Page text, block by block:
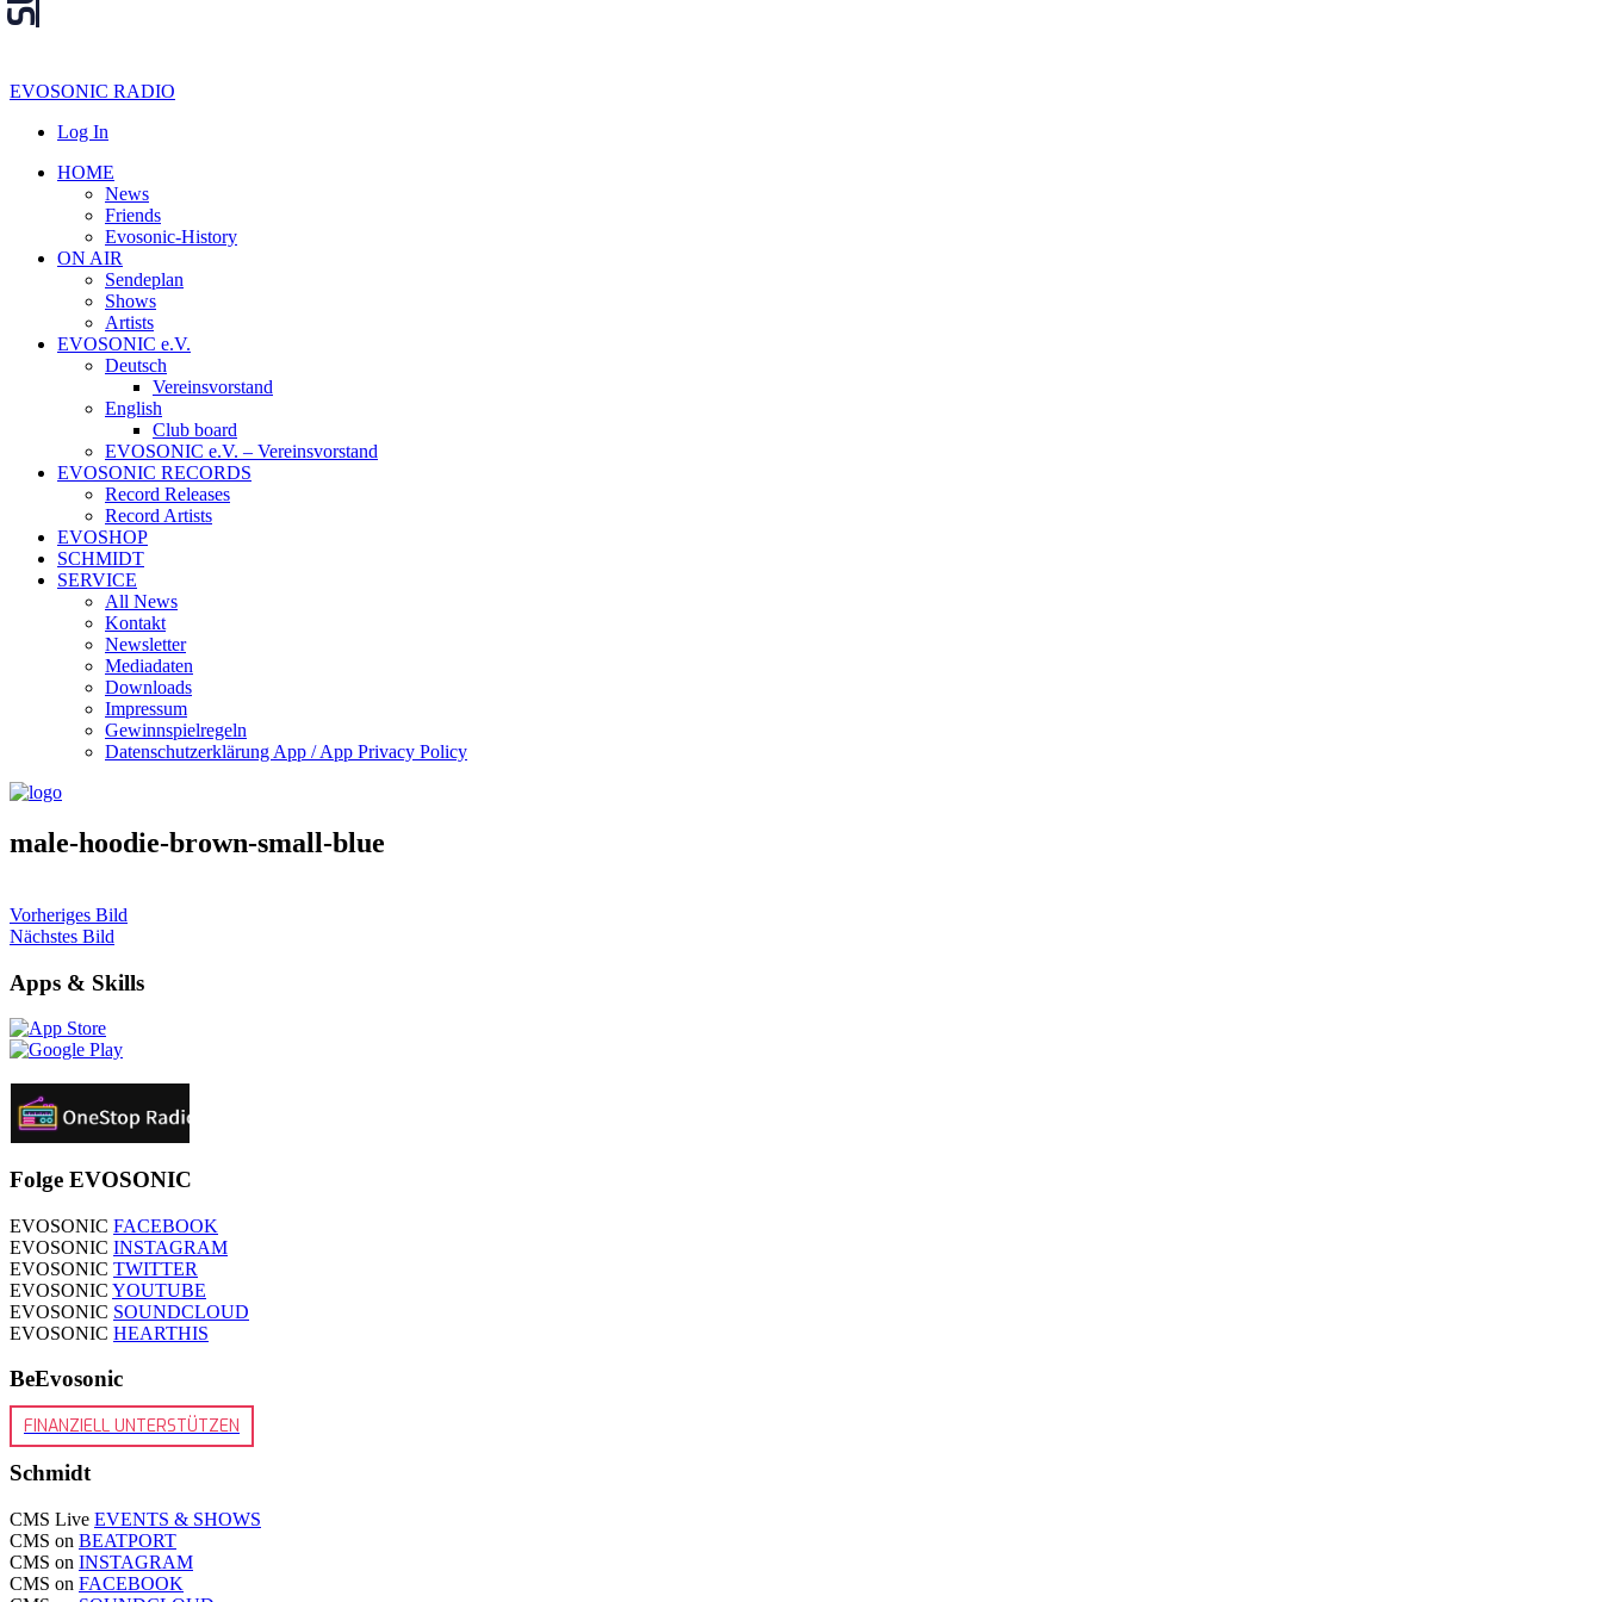
EVOSONIC RADIO
Log In
HOME
News
Friends
Evosonic-History
ON AIR
Sendeplan
Shows
Artists
EVOSONIC e.V.
Deutsch
Vereinsvorstand
English
Club board
EVOSONIC e.V. ‒ Vereinsvorstand
EVOSONIC RECORDS
Record Releases
Record Artists
EVOSHOP
SCHMIDT
SERVICE
All News
Kontakt
Newsletter
Mediadaten
Downloads
Impressum
Gewinnspielregeln
Datenschutzerklärung App / App Privacy Policy
male-hoodie-brown-small-blue
Vorheriges Bild
Nächstes Bild
Apps & Skills
Folge EVOSONIC
EVOSONIC FACEBOOK
EVOSONIC INSTAGRAM
EVOSONIC TWITTER
EVOSONIC YOUTUBE
EVOSONIC SOUNDCLOUD
EVOSONIC HEARTHIS
BeEvosonic
FINANZIELL UNTERSTÜTZEN
Schmidt
CMS Live EVENTS & SHOWS
CMS on BEATPORT
CMS on INSTAGRAM
CMS on FACEBOOK